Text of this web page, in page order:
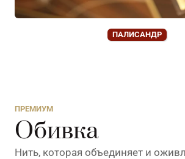
ПАЛИСАНДР
ПРЕМИУМ
Обивка
Нить, которая объединяет и